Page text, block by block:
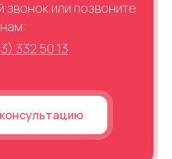
или позвоните
нам:
332 50 13